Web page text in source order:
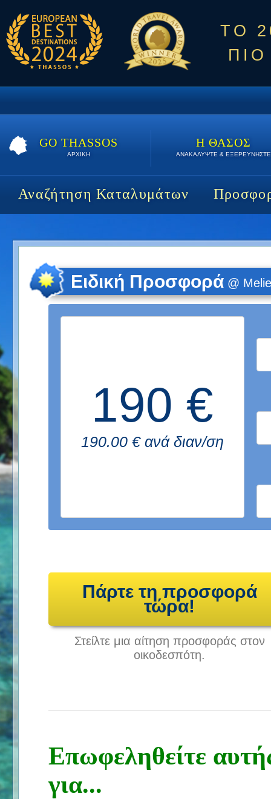
ΤΟ
GO THASSOS
ΑΡΧΙΚΗ
Η ΘΑΣΟΣ
ΑΝΑΚΑΛΥΨΤΕ & ΕΞΕΡΕΥΝΗΣΤΕ
Αναζήτηση Καταλυμάτων
Melies Luxury Suites | 1 διαν/σεις | 190 €
Ειδική Προσφορά @
190 €
190.00 € ανά διαν/ση
Πάρτε τη προσφορά
τώρα!
Στείλτε μια αίτηση προσφοράς στον
οικοδεσπότη.
Επωφεληθείτε
για...